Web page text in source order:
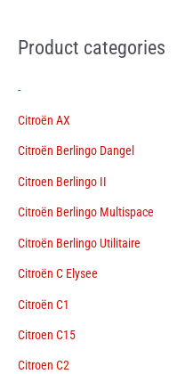
Product categories
-
Citroën AX
Citroën Berlingo Dangel
Citroen Berlingo II
Citroën Berlingo Multispace
Citroën Berlingo Utilitaire
Citroën C Elysee
Citroën C1
Citroen C15
Citroen C2